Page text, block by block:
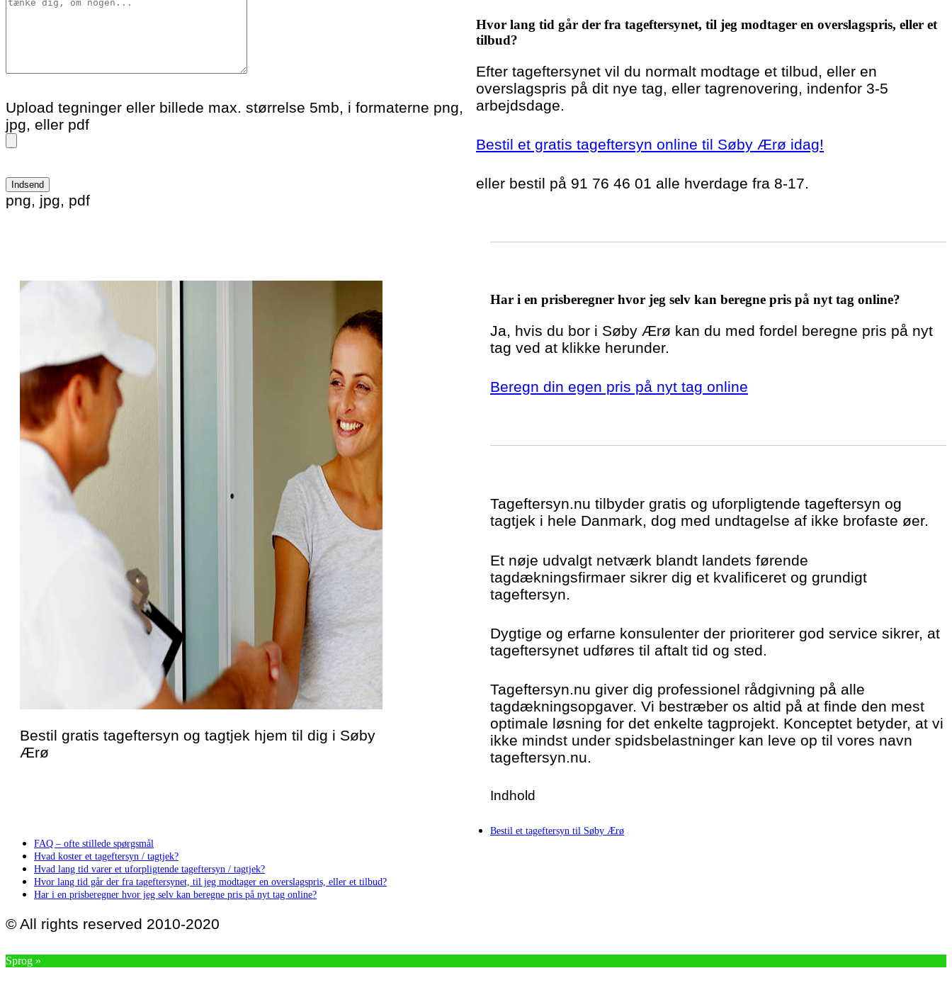
Upload tegninger eller billede max. størrelse 5mb, i formaterne png,
jpg, eller pdf
Please leave this field empty.
png, jpg, pdf
Bestil gratis tageftersyn og tagtjek hjem til dig i Søby
Ærø
Hvor lang tid går der fra tageftersynet, til jeg modtager en overslagspris, eller et
tilbud?
Efter tageftersynet vil du normalt modtage et tilbud, eller en
overslagspris på dit nye tag, eller tagrenovering, indenfor 3-5
arbejdsdage.
Bestil et gratis tageftersyn online til Søby Ærø idag!
eller bestil på 91 76 46 01 alle hverdage fra 8-17.
Har i en prisberegner hvor jeg selv kan beregne pris på nyt tag online?
Ja, hvis du bor i Søby Ærø kan du med fordel beregne pris på nyt
tag ved at klikke herunder.
Beregn din egen pris på nyt tag online
Tageftersyn.nu tilbyder gratis og uforpligtende tageftersyn og
tagtjek i hele Danmark, dog med undtagelse af ikke brofaste øer.
Et nøje udvalgt netværk blandt landets førende
tagdækningsfirmaer sikrer dig et kvalificeret og grundigt
tageftersyn.
Dygtige og erfarne konsulenter der prioriterer god service sikrer, at
tageftersynet udføres til aftalt tid og sted.
Tageftersyn.nu giver dig professionel rådgivning på alle
tagdækningsopgaver. Vi bestræber os altid på at finde den mest
optimale løsning for det enkelte tagprojekt. Konceptet betyder, at vi
ikke mindst under spidsbelastninger kan leve op til vores navn
tageftersyn.nu.
Indhold
Bestil et tageftersyn til Søby Ærø
FAQ – ofte stillede spørgsmål
Hvad koster et tageftersyn / tagtjek?
Hvad lang tid varer et uforpligtende tageftersyn / tagtjek?
Hvor lang tid går der fra tageftersynet, til jeg modtager en overslagspris, eller et tilbud?
Har i en prisberegner hvor jeg selv kan beregne pris på nyt tag online?
© All rights reserved 2010-2020
Sprog »